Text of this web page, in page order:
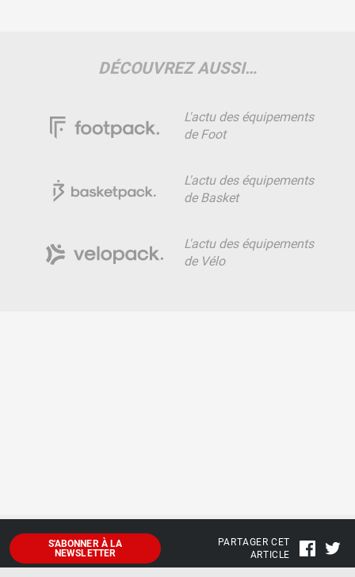
DÉCOUVREZ AUSSI…
L'actu des équipements
de Foot
L'actu des équipements
de Basket
L'actu des équipements
de Vélo
S'ABONNER À LA
NEWSLETTER
PARTAGER CET
ARTICLE